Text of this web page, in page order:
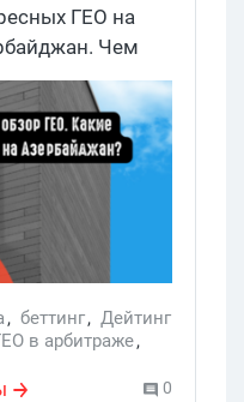
лить
ГЕО на
Чем
— трафик там
горячая,
и в целом
конверсию при
началом
инсайтами,
какие
топовыми и на
при выборе
, беттинг, Дейтинг
в арбитраже,
0